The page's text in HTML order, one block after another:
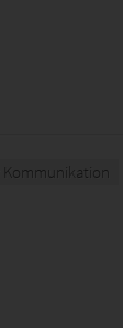
Kommunikation